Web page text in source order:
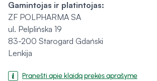
Gamintojas ir platintojas:
ZF POLPHARMA SA
ul. Pelplińska 19
83-200 Starogard Gdański
Lenkija
Pranešti apie klaidą prekės aprašyme